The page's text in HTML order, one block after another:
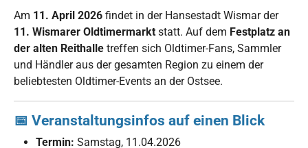
Am 11. April 2026 findet in der Hansestadt Wismar der
11. Wismarer Oldtimermarkt statt. Auf dem Festplatz an
der alten Reithalle treffen sich Oldtimer-Fans, Sammler
und Händler aus der gesamten Region zu einem der
beliebtesten Oldtimer-Events an der Ostsee.
📅 Veranstaltungsinfos auf einen Blick
Termin: Samstag, 11.04.2026